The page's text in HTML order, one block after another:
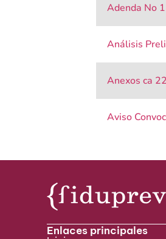
Adenda No
Análisis
Anexos ca
Aviso
Enlaces principales